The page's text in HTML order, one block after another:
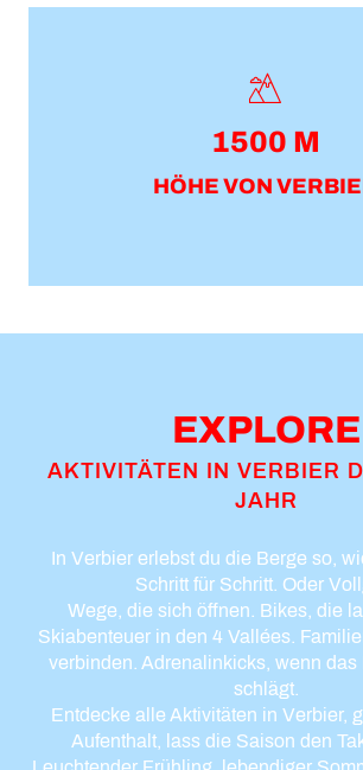
1500 M
HÖHE VON
EXPLORE
AKTIVITÄTEN IN VERBIER
JAHR
In Verbier erlebst du die Berge so,
Schritt für Schritt. Oder
Wege, die sich öffnen. Bikes, die
Skiabenteuer in den 4 Vallées.
verbinden. Adrenalinkicks, wenn das
schlägt.
Entdecke alle Aktivitäten in Verbier,
Aufenthalt, lass die Saison den